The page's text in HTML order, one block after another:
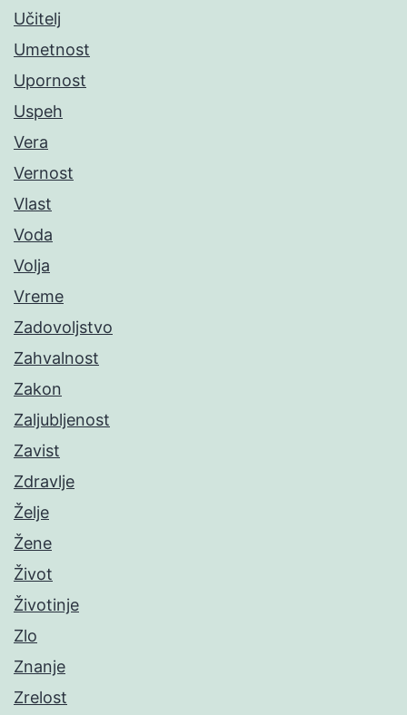
Učitelj
Umetnost
Upornost
Uspeh
Vera
Vernost
Vlast
Voda
Volja
Vreme
Zadovoljstvo
Zahvalnost
Zakon
Zaljubljenost
Zavist
Zdravlje
Želje
Žene
Život
Životinje
Zlo
Znanje
Zrelost